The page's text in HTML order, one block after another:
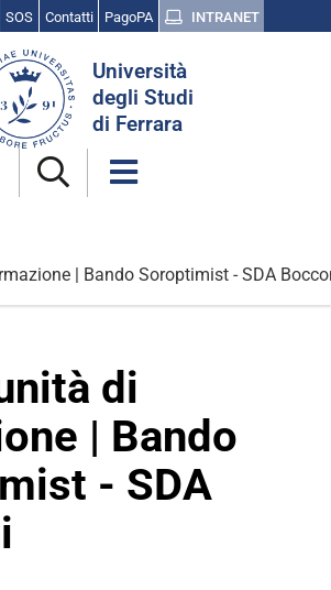
SOS Contatti PagoPA INTRANET
Università
degli Studi
di Ferrara
| Bando Soroptimist - SDA
di
| Bando
- SDA